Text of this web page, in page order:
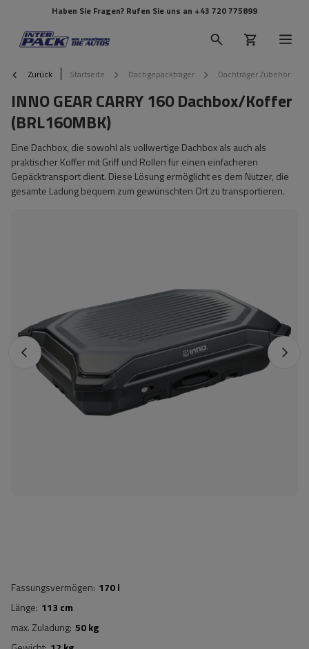
Haben Sie Fragen? Rufen Sie uns an +43 720 775899
Zurück Startseite Dachgepäckträger Dachträger Zubehör
INNO GEAR CARRY 160 Dachbox/Koffer
(BRL160MBK)
Eine Dachbox, die sowohl als vollwertige Dachbox als auch als
praktischer Koffer mit Griff und Rollen für einen einfacheren
Gepäcktransport dient. Diese Lösung ermöglicht es dem Nutzer, die
gesamte Ladung bequem zum gewünschten Ort zu transportieren.
Fassungsvermögen 170 l
Länge 113 cm
max. Zuladung 50 kg